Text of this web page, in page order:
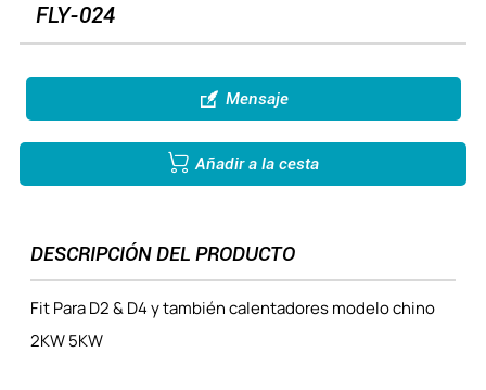
FLY-024
 Mensaje
 Añadir a la cesta
DESCRIPCIÓN DEL PRODUCTO
Fit Para D2 & D4 y también calentadores modelo chino
2KW 5KW